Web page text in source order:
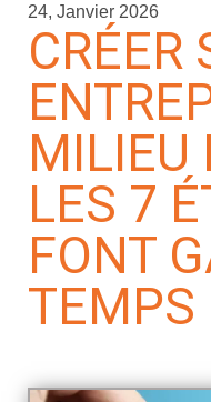
24, Janvier 2026
CRÉER
MILIEU
LES 7
FONT
TEMPS